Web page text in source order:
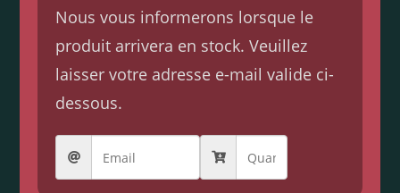
Nous vous informerons lorsque le
produit arrivera en stock. Veuillez
laisser votre adresse e-mail valide ci-
dessous.